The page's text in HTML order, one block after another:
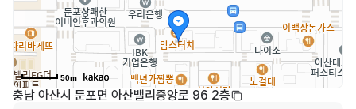
50m
충남 아산시 둔포면 아산밸리중앙로 96 2층